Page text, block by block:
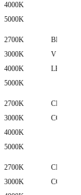
4000K
5000K
2700K
3000K
4000K
5000K
V13 COB
LED
2700K
3000K
4000K
5000K
CREE
COB LED
2700K
3000K
CREE
COB LED